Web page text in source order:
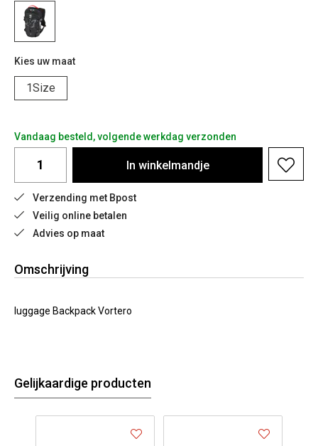
Kies uw maat
1Size
Vandaag besteld, volgende werkdag verzonden
In winkelmandje
Verzending met Bpost
Veilig online betalen
Advies op maat
Omschrijving
luggage Backpack Vortero
Gelijkaardige producten